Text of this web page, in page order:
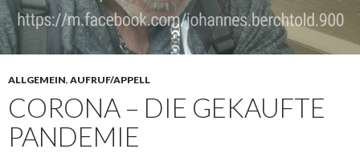
ALLGEMEIN, AUFRUF/APPELL
CORONA – DIE GEKAUFTE
PANDEMIE